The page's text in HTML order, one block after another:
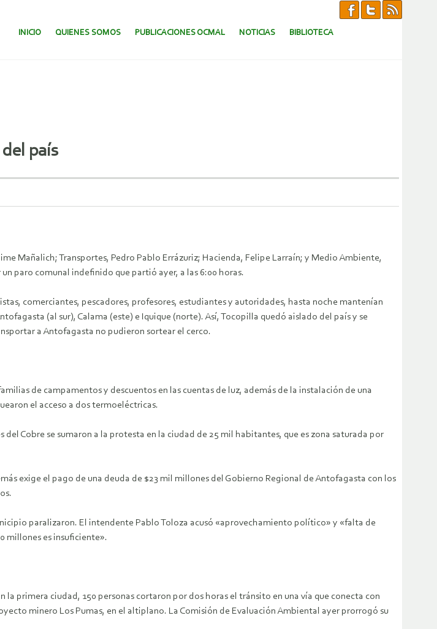
SALTAR AL CONTENIDO.
INICIO QUIENES SOMOS PUBLICACIONES OCMAL NOTICIAS BIBLIOTECA
país
Mañalich; Transportes, Pedro Pablo Errázuriz; Hacienda, Felipe Larraín; y Medio Ambiente,
paro comunal indefinido que partió ayer, a las 6:00 horas.
comerciantes, pescadores, profesores, estudiantes y autoridades, hasta noche mantenían
(al sur), Calama (este) e Iquique (norte). Así, Tocopilla quedó aislado del país y se
a Antofagasta no pudieron sortear el cerco.
de campamentos y descuentos en las cuentas de luz, además de la instalación de una
el acceso a dos termoeléctricas.
Cobre se sumaron a la protesta en la ciudad de 25 mil habitantes, que es zona saturada por
exige el pago de una deuda de $23 mil millones del Gobierno Regional de Antofagasta con los
paralizaron. El intendente Pablo Toloza acusó «aprovechamiento político» y «falta de
millones es insuficiente».
primera ciudad, 150 personas cortaron por dos horas el tránsito en una vía que conecta con
minero Los Pumas, en el altiplano. La Comisión de Evaluación Ambiental ayer prorrogó su